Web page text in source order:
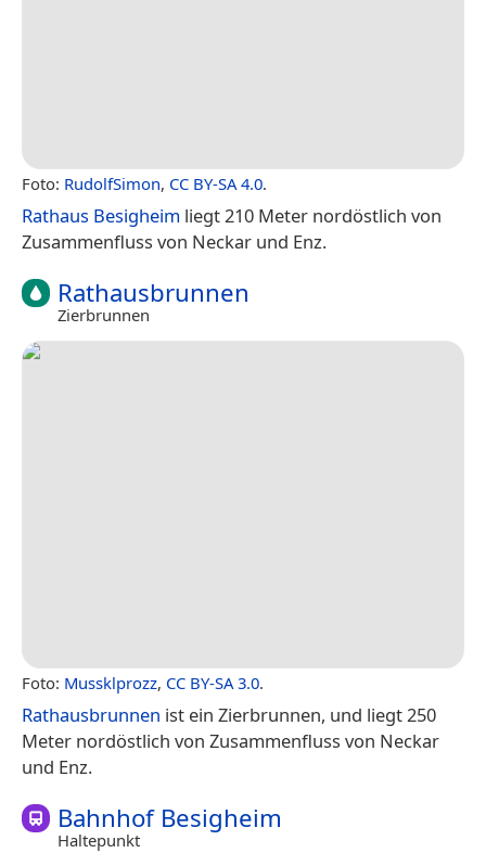
Foto: RudolfSimon, CC BY-SA 4.0.
Rathaus Besigheim liegt 210 Meter nordöstlich von
Zusammenfluss von Neckar und Enz.
Rathausbrunnen
Zierbrunnen
Foto: Mussklprozz, CC BY-SA 3.0.
Rathausbrunnen ist ein Zierbrunnen, und liegt 250
Meter nordöstlich von Zusammenfluss von Neckar
und Enz.
Bahnhof Besigheim
Haltepunkt